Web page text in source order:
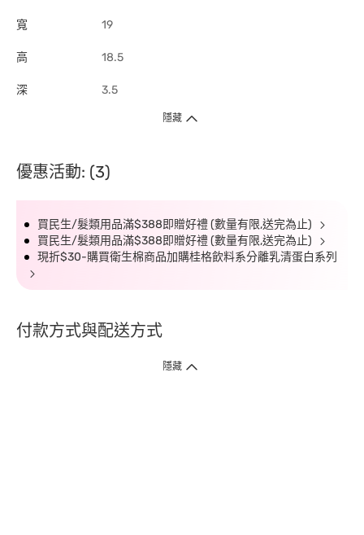
寬 19
高 18.5
深 3.5
隱藏
優惠活動: (3)
買民生/髮類用品滿$388即贈好禮 (數量有限,送完為止)
買民生/髮類用品滿$388即贈好禮 (數量有限,送完為止)
現折$30-購買衛生棉商品加購桂格飲料系分離乳清蛋白系列
付款方式與配送方式
隱藏